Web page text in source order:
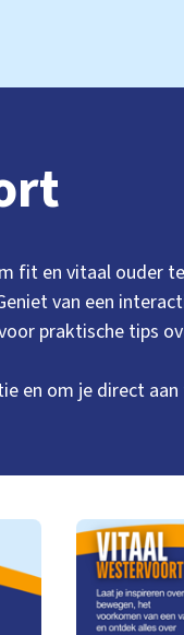
fit en vitaal ouder
van een
praktische tips
en om je direct